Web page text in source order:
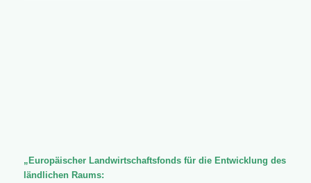
„Europäischer Landwirtschaftsfonds für die Entwicklung des
ländlichen Raums: